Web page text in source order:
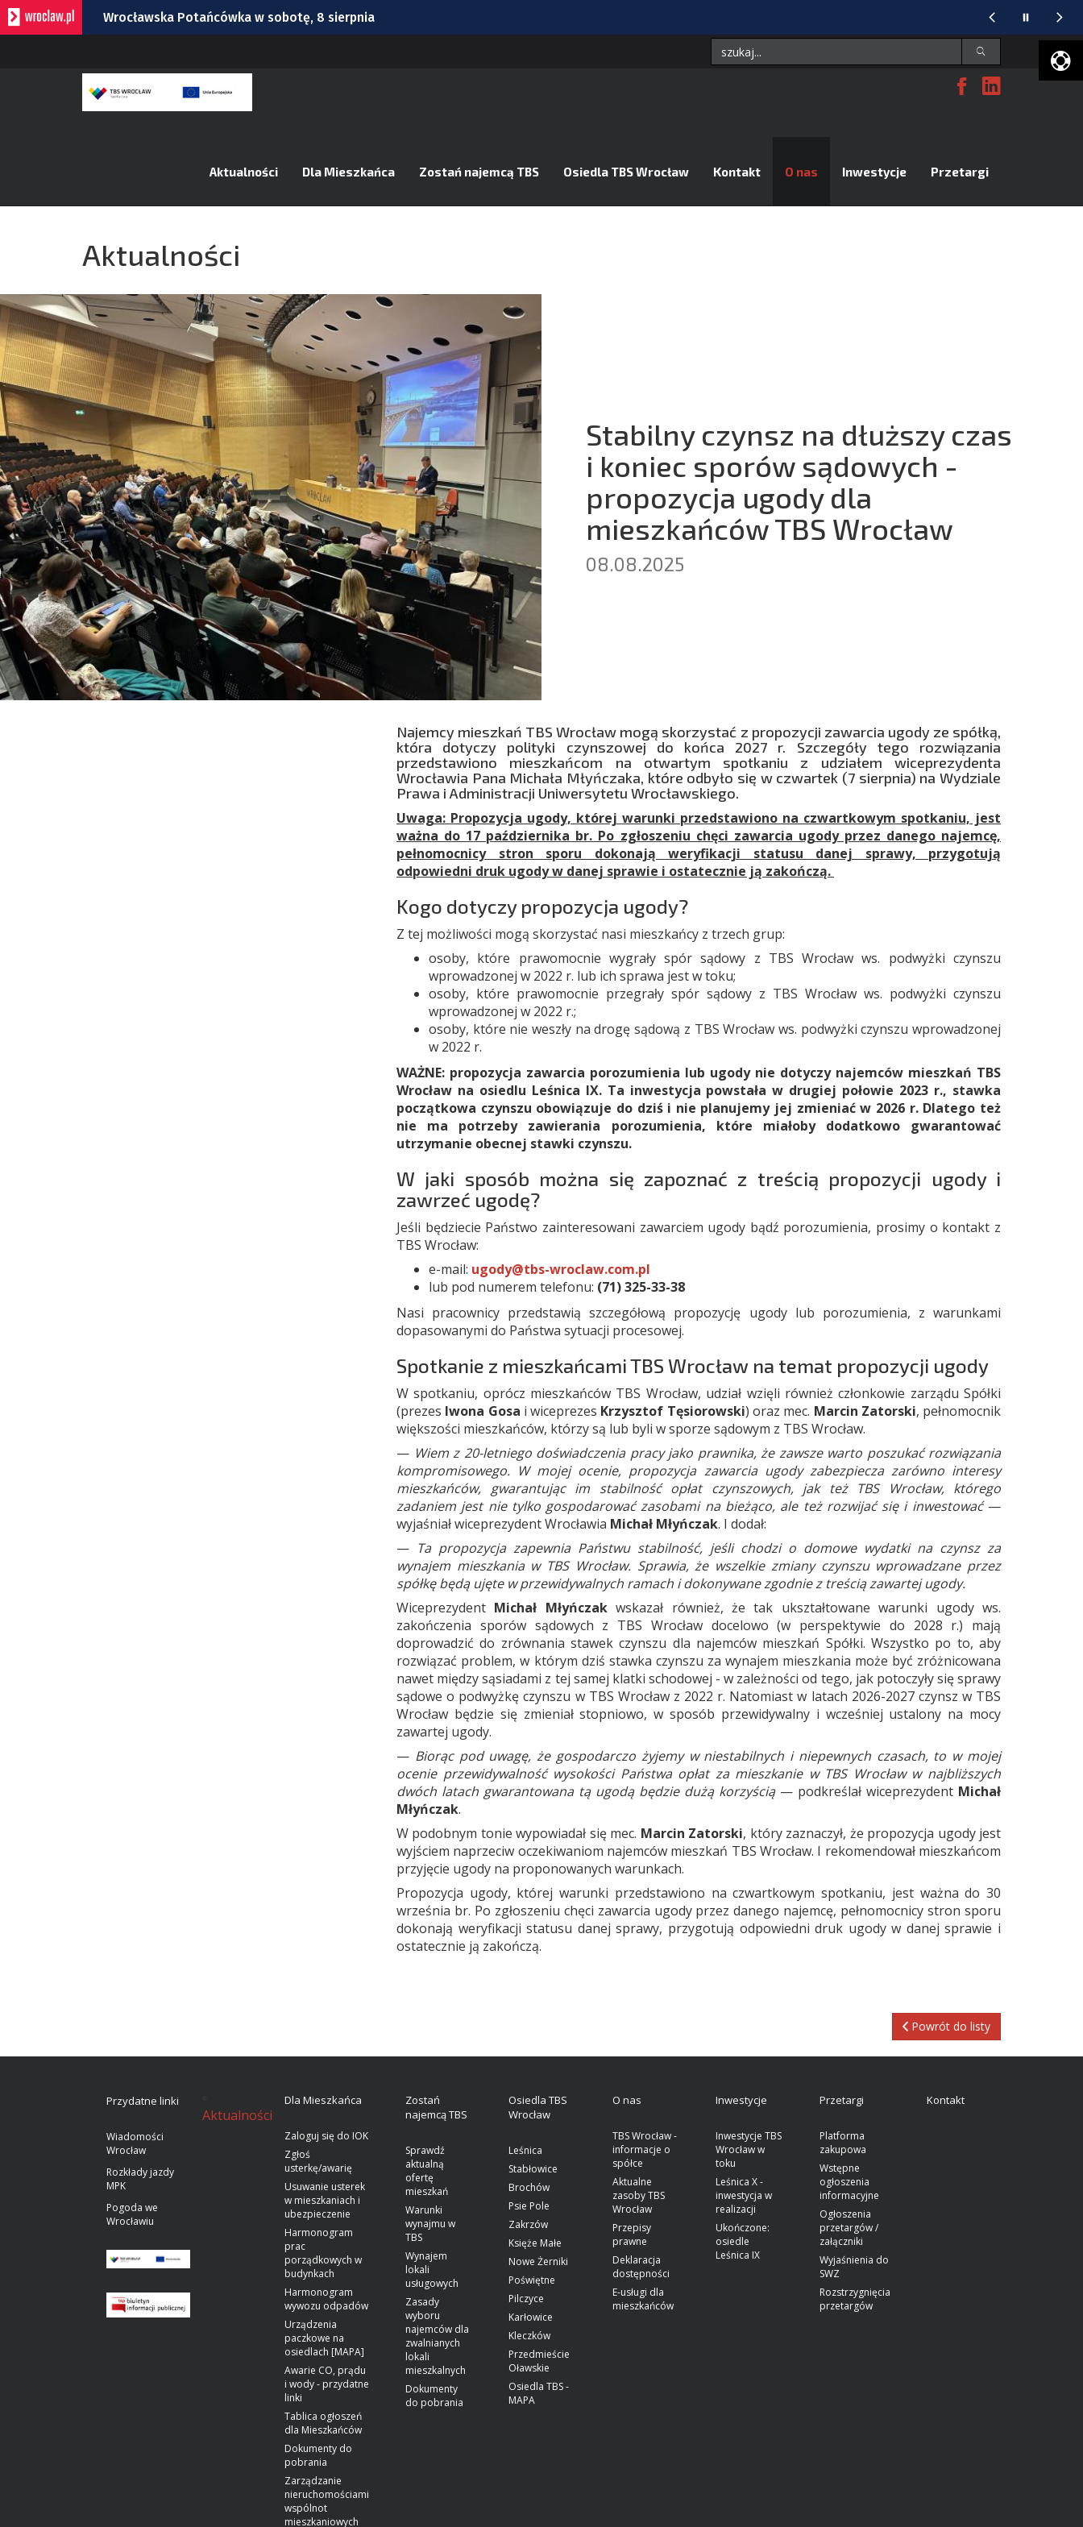
Wrocławska Potańcówka w sobotę, 8 sierpnia
Bezpłatny koncert Ferajny Hoovera w niedzielę na Komuny Paryskiej Facebook
Aktualności Dla Mieszkańca Zostań najemcą TBS Osiedla TBS Wrocław Kontakt O nas Inwestycje Przetargi
Aktualności
Stabilny czynsz na dłuższy czas
i koniec sporów sądowych -
propozycja ugody dla
mieszkańców TBS Wrocław
08.08.2025
Najemcy mieszkań TBS Wrocław mogą skorzystać z propozycji zawarcia ugody ze spółką,
która dotyczy polityki czynszowej do końca 2027 r. Szczegóły tego rozwiązania
przedstawiono mieszkańcom na otwartym spotkaniu z udziałem wiceprezydenta
Wrocławia Pana Michała Młyńczaka, które odbyło się w czwartek (7 sierpnia) na Wydziale
Prawa i Administracji Uniwersytetu Wrocławskiego.
Uwaga: Propozycja ugody, której warunki przedstawiono na czwartkowym spotkaniu, jest
ważna do 17 października br. Po zgłoszeniu chęci zawarcia ugody przez danego najemcę,
pełnomocnicy stron sporu dokonają weryfikacji statusu danej sprawy, przygotują
odpowiedni druk ugody w danej sprawie i ostatecznie ją zakończą.
Kogo dotyczy propozycja ugody?
Z tej możliwości mogą skorzystać nasi mieszkańcy z trzech grup:
osoby, które prawomocnie wygrały spór sądowy z TBS Wrocław ws. podwyżki czynszu
wprowadzonej w 2022 r. lub ich sprawa jest w toku;
osoby, które prawomocnie przegrały spór sądowy z TBS Wrocław ws. podwyżki czynszu
wprowadzonej w 2022 r.;
osoby, które nie weszły na drogę sądową z TBS Wrocław ws. podwyżki czynszu wprowadzonej
w 2022 r.
WAŻNE: propozycja zawarcia porozumienia lub ugody nie dotyczy najemców mieszkań TBS
Wrocław na osiedlu Leśnica IX. Ta inwestycja powstała w drugiej połowie 2023 r., stawka
początkowa czynszu obowiązuje do dziś i nie planujemy jej zmieniać w 2026 r. Dlatego też
nie ma potrzeby zawierania porozumienia, które miałoby dodatkowo gwarantować
utrzymanie obecnej stawki czynszu.
W jaki sposób można się zapoznać z treścią propozycji ugody i
zawrzeć ugodę?
Jeśli będziecie Państwo zainteresowani zawarciem ugody bądź porozumienia, prosimy o kontakt z
TBS Wrocław:
e-mail: ugody@tbs-wroclaw.com.pl
lub pod numerem telefonu: (71) 325-33-38
Nasi pracownicy przedstawią szczegółową propozycję ugody lub porozumienia, z warunkami
dopasowanymi do Państwa sytuacji procesowej.
Spotkanie z mieszkańcami TBS Wrocław na temat propozycji ugody
W spotkaniu, oprócz mieszkańców TBS Wrocław, udział wzięli również członkowie zarządu Spółki
(prezes Iwona Gosa i wiceprezes Krzysztof Tęsiorowski) oraz mec. Marcin Zatorski, pełnomocnik
większości mieszkańców, którzy są lub byli w sporze sądowym z TBS Wrocław.
— Wiem z 20-letniego doświadczenia pracy jako prawnika, że zawsze warto poszukać rozwiązania
kompromisowego. W mojej ocenie, propozycja zawarcia ugody zabezpiecza zarówno interesy
mieszkańców, gwarantując im stabilność opłat czynszowych, jak też TBS Wrocław, którego
zadaniem jest nie tylko gospodarować zasobami na bieżąco, ale też rozwijać się i inwestować —
wyjaśniał wiceprezydent Wrocławia Michał Młyńczak. I dodał:
— Ta propozycja zapewnia Państwu stabilność, jeśli chodzi o domowe wydatki na czynsz za
wynajem mieszkania w TBS Wrocław. Sprawia, że wszelkie zmiany czynszu wprowadzane przez
spółkę będą ujęte w przewidywalnych ramach i dokonywane zgodnie z treścią zawartej ugody.
Wiceprezydent Michał Młyńczakwskazał również, że tak ukształtowane warunki ugody ws.
zakończenia sporów sądowych z TBS Wrocław docelowo (w perspektywie do 2028 r.) mają
doprowadzić do zrównania stawek czynszu dla najemców mieszkań Spółki. Wszystko po to, aby
rozwiązać problem, w którym dziś stawka czynszu za wynajem mieszkania może być zróżnicowana
nawet między sąsiadami z tej samej klatki schodowej - w zależności od tego, jak potoczyły się sprawy
sądowe o podwyżkę czynszu w TBS Wrocław z 2022 r. Natomiast w latach 2026-2027 czynsz w TBS
Wrocław będzie się zmieniał stopniowo, w sposób przewidywalny i wcześniej ustalony na mocy
zawartej ugody.
— Biorąc pod uwagę, że gospodarczo żyjemy w niestabilnych i niepewnych czasach, to w mojej
ocenie przewidywalność wysokości Państwa opłat za mieszkanie w TBS Wrocław w najbliższych
dwóch latach gwarantowana tą ugodą będzie dużą korzyścią — podkreślał wiceprezydent Michał
Młyńczak.
W podobnym tonie wypowiadał się mec. Marcin Zatorski, który zaznaczył, że propozycja ugody jest
wyjściem naprzeciw oczekiwaniom najemców mieszkań TBS Wrocław. I rekomendował mieszkańcom
przyjęcie ugody na proponowanych warunkach.
Propozycja ugody, której warunki przedstawiono na czwartkowym spotkaniu, jest ważna do 30
września br. Po zgłoszeniu chęci zawarcia ugody przez danego najemcę, pełnomocnicy stron sporu
dokonają weryfikacji statusu danej sprawy, przygotują odpowiedni druk ugody w danej sprawie i
ostatecznie ją zakończą.
Powrót do listy
Przydatne linki
Wiadomości
Wrocław
Rozkłady jazdy
MPK
Pogoda we
Wrocławiu
Aktualności
Dla Mieszkańca
Zaloguj się do IOK
Zgłoś
usterkę/awarię
Usuwanie usterek
w mieszkaniach i
ubezpieczenie
Harmonogram
prac
porządkowych w
budynkach
Harmonogram
wywozu odpadów
Urządzenia
paczkowe na
osiedlach [MAPA]
Awarie CO, prądu
i wody - przydatne
linki
Tablica ogłoszeń
dla Mieszkańców
Dokumenty do
pobrania
Zarządzanie
nieruchomościami
wspólnot
mieszkaniowych
Zostań
najemcą TBS
Sprawdź
aktualną
ofertę
mieszkań
Warunki
wynajmu w
TBS
Wynajem
lokali
usługowych
Zasady
wyboru
najemców dla
zwalnianych
lokali
mieszkalnych
Dokumenty
do pobrania
Osiedla TBS
Wrocław
Leśnica
Stabłowice
Brochów
Psie Pole
Zakrzów
Księże Małe
Nowe Żerniki
Poświętne
Pilczyce
Karłowice
Kleczków
Przedmieście
Oławskie
Osiedla TBS -
MAPA
O nas
TBS Wrocław -
informacje o
spółce
Aktualne
zasoby TBS
Wrocław
Przepisy
prawne
Deklaracja
dostępności
E-usługi dla
mieszkańców
Inwestycje
Inwestycje TBS
Wrocław w
toku
Leśnica X -
inwestycja w
realizacji
Ukończone:
osiedle
Leśnica IX
Przetargi
Platforma
zakupowa
Wstępne
ogłoszenia
informacyjne
Ogłoszenia
przetargów /
załączniki
Wyjaśnienia do
SWZ
Rozstrzygnięcia
przetargów
Kontakt